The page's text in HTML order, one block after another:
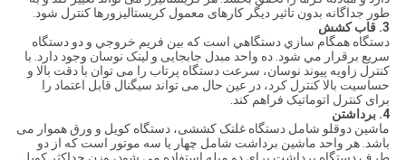
طور جداگانه بدون تاثیر دیگر کارهای معمول کریستالیزورها کنترل شود.
3. قاب کشش
دستگاه همگام سازي دستگاهي است که بين فريم خروجي و دو دستگاه
سريع برقرار مي شود. ده واحد مبدل جابجایی و لینک نوسان وجود دارد. با
کنترل زاویه پیوند نوسان، سرعت دستگاه پرتاب را می توان با دقت بالا و
حساسیت بالا کنترل کرد، در عین حال می تواند سیگنال قابل اعتماد را
برای کنترل اتوماتیک فراهم کند.
4. برداشتن
ماشین دوقلو شامل دستگاه غلتک کششی، دستگاه کویل و ورق هموار می
باشد. هر واحد ماشین برداشت شامل چهار یا سه موتور است که از دو